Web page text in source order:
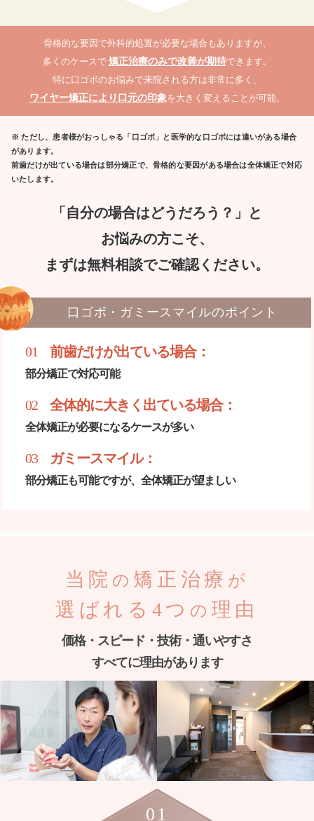
！
骨格的な要因で外科的処置が必要な場合もありますが、
多くのケースで 矯正治療のみで改善が期待できます。
特に口ゴボのお悩みで来院される方は非常に多く、
ワイヤー矯正により口元の印象を大きく変えることが可能。
※ ただし、患者様がおっしゃる「口ゴボ」と医学的な口ゴボには違いがある場合
があります。
前歯だけが出ている場合は部分矯正で、骨格的な要因がある場合は全体矯正で対応
いたします。
「自分の場合はどうだろう？」と
お悩みの方こそ、
まずは無料相談でご確認ください。
口ゴボ・ガミースマイルのポイント
01 前歯だけが出ている場合：
部分矯正で対応可能
02 全体的に大きく出ている場合：
全体矯正が必要になるケースが多い
03 ガミースマイル：
部分矯正も可能ですが、全体矯正が望ましい
当院 の 矯正治療 が
選ばれる4つ の 理由
価格・スピード・技術・通いやすさ
すべてに理由があります
01